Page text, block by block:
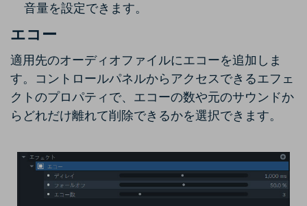
音量を設定できます。
エコー
適用先のオーディオファイルにエコーを追加しま
す。コントロールパネルからアクセスできるエフェ
クトのプロパティで、エコーの数や元のサウンドか
らどれだけ離れて削除できるかを選択できます。